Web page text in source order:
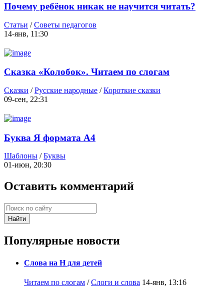
Почему ребёнок никак не научится читать?
Статьи /Советы педагогов
14-янв, 11:30
Сказка «Колобок». Читаем по слогам
Сказки /Русские народные /Короткие сказки
09-сен, 22:31
Буква Я формата А4
Шаблоны /Буквы
01-июн, 20:30
Оставить комментарий
Найти
Популярные новости
Слова на Н для детей
Читаем по слогам /Слоги и слова 14-янв, 13:16